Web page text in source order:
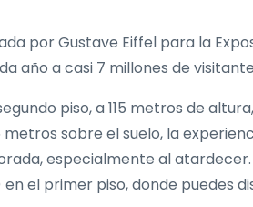
por Gustave Eiffel para la
año a casi 7 millones de
piso, a 115 metros de
sobre el suelo, la
especialmente al
el primer piso, donde puedes